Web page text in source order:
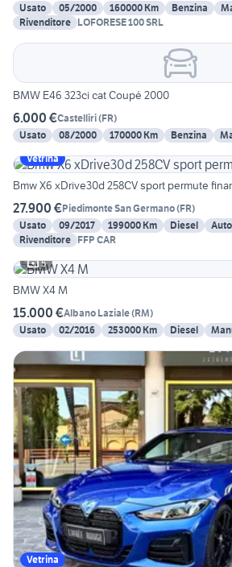
Usato
05/2000 160000 Km Benzina
Rivenditore LOFORESE 100 SRL
BMW E46 323ci cat Coupé 2000
6.000 €Castelliri(FR)
Usato
08/2000 170000 Km Benzina
Vetrina
Bmw X6 xDrive30d 258CV sport permute
27.900 €Piedimonte San Germano(FR)
Usato
09/2017 199000 Km Diesel
Rivenditore FFP CAR
5
BMW X4 M
15.000 €Albano Laziale(RM)
Usato
02/2016 253000 Km Diesel
Vetrina